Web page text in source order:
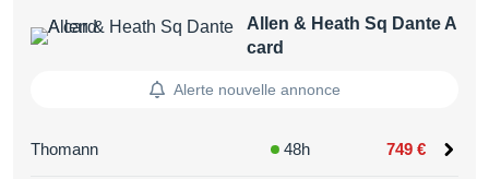
Allen & Heath Sq Dante A
card
Alerte nouvelle annonce
Thomann 48h 749 €